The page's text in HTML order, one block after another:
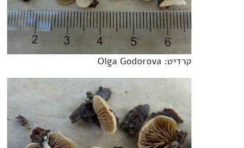
קרדיט: Olga Godorova